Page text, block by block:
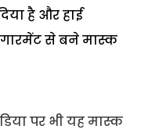
है और हाई
से बने मास्क
पर भी यह मास्क